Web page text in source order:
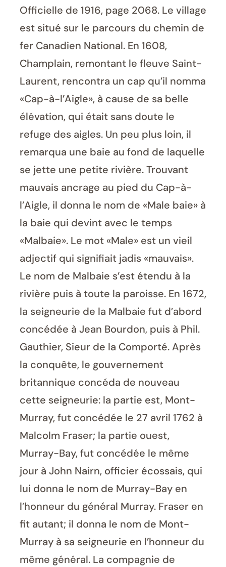
Officielle de 1916, page 2068. Le village
est situé sur le parcours du chemin de
fer Canadien National. En 1608,
Champlain, remontant le fleuve Saint-
Laurent, rencontra un cap qu’il nomma
«Cap-à-l’Aigle», à cause de sa belle
élévation, qui était sans doute le
refuge des aigles. Un peu plus loin, il
remarqua une baie au fond de laquelle
se jette une petite rivière. Trouvant
mauvais ancrage au pied du Cap-à-
l’Aigle, il donna le nom de «Male baie» à
la baie qui devint avec le temps
«Malbaie». Le mot «Male» est un vieil
adjectif qui signifiait jadis «mauvais».
Le nom de Malbaie s’est étendu à la
rivière puis à toute la paroisse. En 1672,
la seigneurie de la Malbaie fut d’abord
concédée à Jean Bourdon, puis à Phil.
Gauthier, Sieur de la Comporté. Après
la conquête, le gouvernement
britannique concéda de nouveau
cette seigneurie: la partie est, Mont-
Murray, fut concédée le 27 avril 1762 à
Malcolm Fraser; la partie ouest,
Murray-Bay, fut concédée le même
jour à John Nairn, officier écossais, qui
lui donna le nom de Murray-Bay en
l’honneur du général Murray. Fraser en
fit autant; il donna le nom de Mont-
Murray à sa seigneurie en l’honneur du
même général. La compagnie de